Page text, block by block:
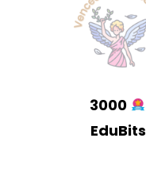
3000
EduBits